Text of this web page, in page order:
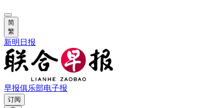
简
繁
新明日报
早报俱乐部电子报
订阅